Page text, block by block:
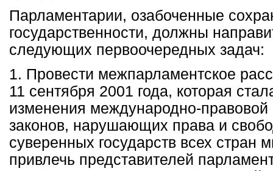
Парламентарии, озабоченные
государственности, должны
следующих первоочередных задач:
1. Провести межпарламентское
11 сентября 2001 года, которая
изменения международно-
законов, нарушающих права и
суверенных государств всех стран
привлечь представителей